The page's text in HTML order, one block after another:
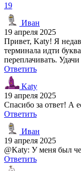
19
Иван
19 апреля 2025
Привет, Katy! Я
терминала идти
переплачивать.
Ответить
Katy
19 апреля 2025
Спасибо за ответ! А
Ответить
Иван
19 апреля 2025
@Katy: У меня был
Ответить